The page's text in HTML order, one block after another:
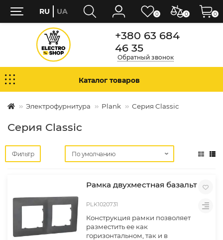
+380 63 684
46 35
Обратный звонок
Каталог товаров
Электрофурнитура Plank Серия Classic
Серия Classic
Фильтр
Рамка двухместная базальт
PLK1020731
Конструкция рамки позволяет
разместить ее как
горизонтальном, так и в
0 0
RU UA 0